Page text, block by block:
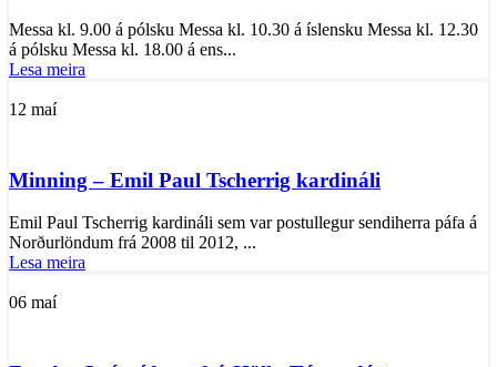
Messa kl. 9.00 á pólsku Messa kl. 10.30 á íslensku Messa kl. 12.30
á pólsku Messa kl. 18.00 á ens...
Lesa meira
12 maí
Minning – Emil Paul Tscherrig kardináli
Emil Paul Tscherrig kardináli sem var postullegur sendiherra páfa á
Norðurlöndum frá 2008 til 2012, ...
Lesa meira
06 maí